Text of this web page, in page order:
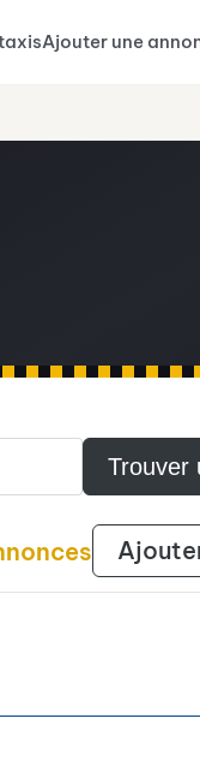
Ajouter une